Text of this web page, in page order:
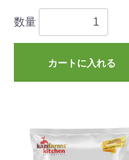
数量
カートに入れる